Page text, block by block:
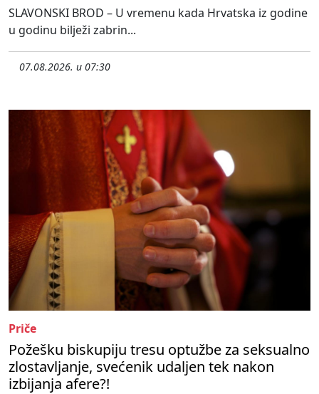
SLAVONSKI BROD – U vremenu kada Hrvatska iz godine
u godinu bilježi zabrin...
07.08.2026. u 07:30
Priče
Požešku biskupiju tresu optužbe za seksualno
zlostavljanje, svećenik udaljen tek nakon
izbijanja afere?!